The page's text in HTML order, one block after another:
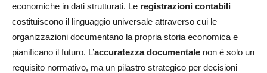
economiche in dati strutturati. Le registrazioni contabili
costituiscono il linguaggio universale attraverso cui le
organizzazioni documentano la propria storia economica e
pianificano il futuro. L’accuratezza documentale non è solo un
requisito normativo, ma un pilastro strategico per decisioni